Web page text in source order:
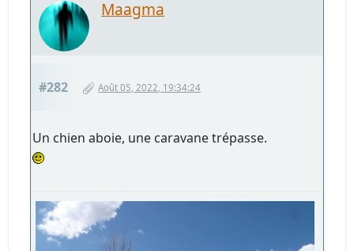
Maagma
#282 Août 05, 2022, 19:34:24
Un chien aboie, une caravane trépasse.